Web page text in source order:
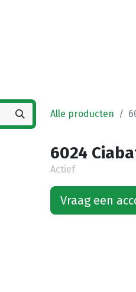
Alle producten
6024
Actief
Vraag een